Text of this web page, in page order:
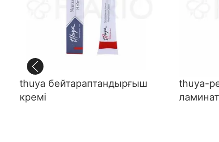
thuya бейтараптандырғыш
кремі
thuya-